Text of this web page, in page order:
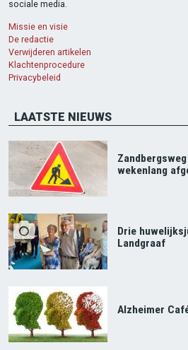
sociale media.
Missie en visie
De redactie
Verwijderen artikelen
Klachtenprocedure
Privacybeleid
LAATSTE NIEUWS
wekenlang
Drie
Landgraaf
Alzheimer